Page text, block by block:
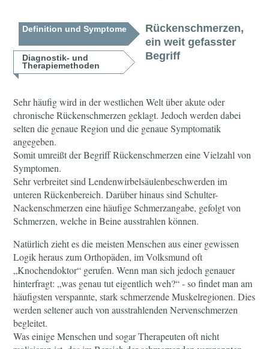
Definition und Symptome
Diagnostik- und
Therapiemethoden
Rückenschmerzen,
ein weit gefasster
Begriff
Sehr häufig wird in der westlichen Welt über akute oder
chronische Rückenschmerzen geklagt. Jedoch werden dabei
selten die genaue Region und die genaue Symptomatik
angegeben.
Somit umreißt der Begriff Rückenschmerzen eine Vielzahl von
Symptomen.
Sehr verbreitet sind Lendenwirbelsäulenbeschwerden im
unteren Rückenbereich. Darüber hinaus sind Schulter-
Nackenschmerzen eine häufige Schmerzangabe, gefolgt von
Schmerzen, welche in Beine ausstrahlen können.
Natürlich zieht es die meisten Menschen aus einer gewissen
Logik heraus zum Orthopäden, im Volksmund oft
„Knochendoktor“ gerufen. Wenn man sich jedoch genauer
hinterfragt: „was genau tut eigentlich weh?“ - so findet man am
häufigsten verspannte, stark schmerzende Muskelregionen. Dies
werden seltener auch von ausstrahlenden Nervenschmerzen
begleitet.
Was einige Menschen und sogar Therapeuten oft nicht